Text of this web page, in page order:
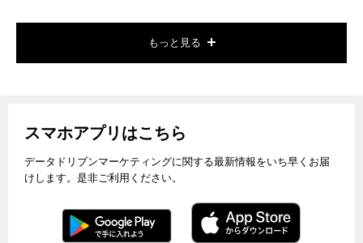
もっと見る
スマホアプリはこちら
データドリブンマーケティングに関する最新情報をいち早くお届
けします。是非ご利用ください。